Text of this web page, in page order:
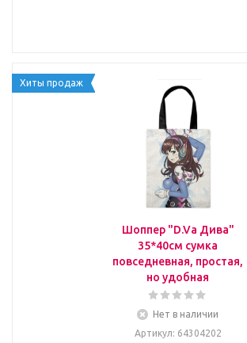
Хиты продаж
Шоппер "D.Va Дива"
35*40см сумка
повседневная, простая,
но удобная
Нет в наличии
Артикул: 64304202